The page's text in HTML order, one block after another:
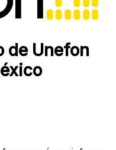
de Unefon